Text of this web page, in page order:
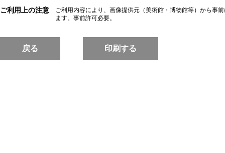
ご利用上の注意
ご利用内容により、画像提供元（美術館・博物館等）から事
ます。事前許可必要。
戻る 印刷する